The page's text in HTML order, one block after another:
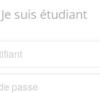
Je suis étudiant